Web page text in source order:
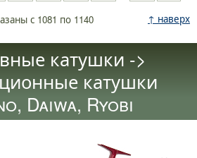
с 1081 по 1140 ↑ наверх
катушки ->
катушки
Daiwa, Ryobi